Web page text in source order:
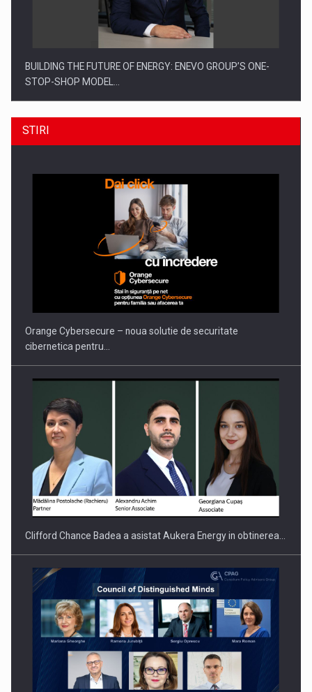
BUILDING THE FUTURE OF ENERGY: ENEVO GROUP’S ONE-
STOP-SHOP MODEL…
ROOTED IN ROMANIA, BUILT TO DELIVER TECHNOLOGY FOR
PUTTING ROMANIAN CORPORATE COMPANIES ON THE
INTERNATIONAL BUSINESS SCENE
STIRI
Orange Cybersecure – noua solutie de securitate
cibernetica pentru…
Clifford Chance Badea a asistat Aukera Energy in obtinerea…